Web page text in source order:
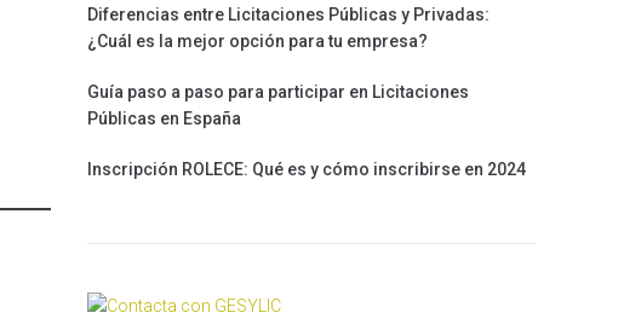
Diferencias entre Licitaciones Públicas y Privadas:
¿Cuál es la mejor opción para tu empresa?
Guía paso a paso para participar en Licitaciones
Públicas en España
Inscripción ROLECE: Qué es y cómo inscribirse en 2024